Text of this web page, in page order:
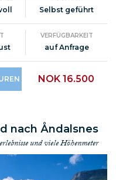
Selbst geführt
VERFÜGBARKEIT
auf Anfrage
NOK 16.500
nach Åndalsnes
und viele Höhenmeter